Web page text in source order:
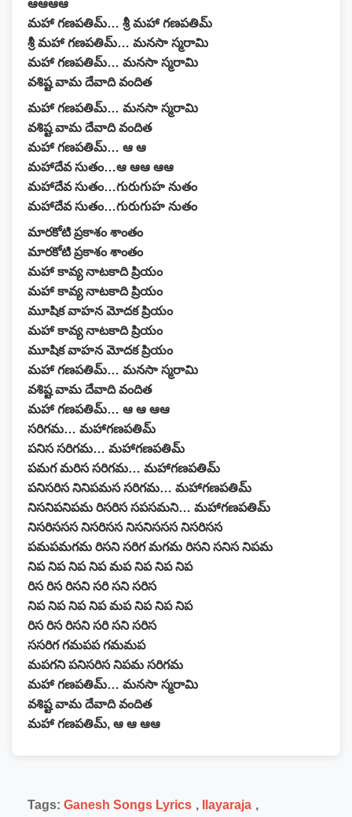
ఆఆఆఆ
మహా గణపతిమ్… శ్రీ మహా గణపతిమ్
శ్రీ మహా గణపతిమ్… మనసా స్మరామి
మహా గణపతిమ్… మనసా స్మరామి
వశిష్ట వామ దేవాది వందిత
మహా గణపతిమ్… మనసా స్మరామి
వశిష్ట వామ దేవాది వందిత
మహా గణపతిమ్… ఆ ఆ
మహాదేవ సుతం…ఆ ఆఆ ఆఆ
మహాదేవ సుతం…గురుగుహ నుతం
మహాదేవ సుతం…గురుగుహ నుతం
మారకోటి ప్రకాశం శాంతం
మారకోటి ప్రకాశం శాంతం
మహా కావ్య నాటకాది ప్రియం
మహా కావ్య నాటకాది ప్రియం
మూషిక వాహన మోదక ప్రియం
మహా కావ్య నాటకాది ప్రియం
మూషిక వాహన మోదక ప్రియం
మహా గణపతిమ్… మనసా స్మరామి
వశిష్ట వామ దేవాది వందిత
మహా గణపతిమ్… ఆ ఆ ఆఆ
సరిగమ… మహాగణపతిమ్
పనిస సరిగమ… మహాగణపతిమ్
పమగ మరిస సరిగమ… మహాగణపతిమ్
పనిసరిస నినిపమస సరిగమ… మహాగణపతిమ్
నిసనిపనిపమ రిసరిస సపసమని… మహాగణపతిమ్
నిసరిససస నిసరిసస నిసనిససస నిసరిసస
పమపమగమ రిసని సరిగ మగమ రిసని సనిస నిపమ
నిప నిప నిప నిప మప నిప నిప నిప
రిస రిస రిసని సరి సని సరిస
నిప నిప నిప నిప మప నిప నిప నిప
రిస రిస రిసని సరి సని సరిస
ససరిగ గమపప గమమప
మపగని పనిసరిస నిపమ సరిగమ
మహా గణపతిమ్… మనసా స్మరామి
వశిష్ట వామ దేవాది వందిత
మహా గణపతిమ్, ఆ ఆ ఆఆ
Tags: Ganesh Songs Lyrics , Ilayaraja ,